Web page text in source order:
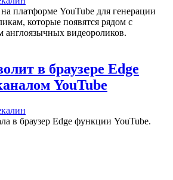
платформе YouTube для генерации
которые появятся рядом с
видеороликов.
в браузере Edge
YouTube
в браузер Edge функции YouTube.